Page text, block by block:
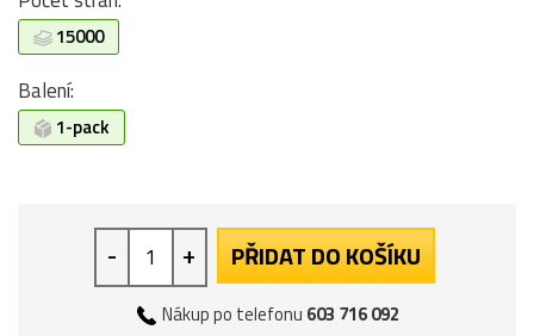
15000
Balení:
1-pack
- + PŘIDAT DO KOŠÍKU
Nákup po telefonu 603 716 092